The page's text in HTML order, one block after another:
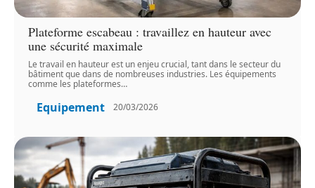
Plateforme escabeau : travaillez en hauteur avec
une sécurité maximale
Le travail en hauteur est un enjeu crucial, tant dans le secteur du
bâtiment que dans de nombreuses industries. Les équipements
comme les plateformes…
Equipement 20/03/2026